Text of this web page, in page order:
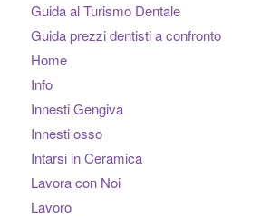
Guida al Turismo Dentale
Guida prezzi dentisti a confronto
Home
Info
Innesti Gengiva
Innesti osso
Intarsi in Ceramica
Lavora con Noi
Lavoro